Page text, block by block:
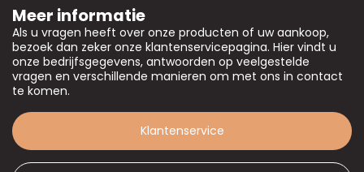
Meer informatie
Als u vragen heeft over onze producten of uw aankoop,
bezoek dan zeker onze klantenservicepagina. Hier vindt u
onze bedrijfsgegevens, antwoorden op veelgestelde
vragen en verschillende manieren om met ons in contact
te komen.
Klantenservice